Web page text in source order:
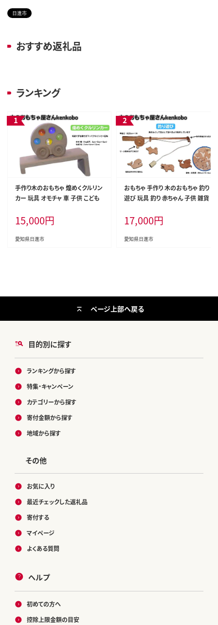
日進市
おすすめ返礼品
ランキング
手作り木のおもちゃ 煌めくクルリン
カー 玩具 オモチャ 車 子供 こども
15,000円
愛知県日進市
おもちゃ 手作り 木のおもちゃ 釣り
遊び 玩具 釣り 赤ちゃん 子供 雑貨
17,000円
愛知県日進市
目的別に探す
ランキングから探す
特集・キャンペーン
カテゴリーから探す
寄付金額から探す
地域から探す
その他
お気に入り
最近チェックした返礼品
寄付する
マイページ
よくある質問
ヘルプ
初めての方へ
控除上限金額の目安
ページ上部へ戻る